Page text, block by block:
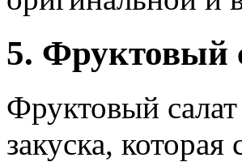
5. Фруктовый
Фруктовый
закуска,